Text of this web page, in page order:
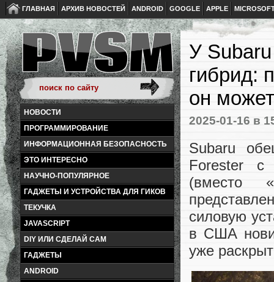
ГЛАВНАЯ АРХИВ НОВОСТЕЙ ANDROID GOOGLE APPLE
НОВОСТИ
ПРОГРАММИРОВАНИЕ
ИНФОРМАЦИОННАЯ БЕЗОПАСНОСТЬ
ЭТО ИНТЕРЕСНО
НАУЧНО-ПОПУЛЯРНОЕ
ГАДЖЕТЫ И УСТРОЙСТВА ДЛЯ ГИКОВ
ТЕКУЧКА
JAVASCRIPT
DIY ИЛИ СДЕЛАЙ САМ
ГАДЖЕТЫ
ANDROID
У
гибрид:
он
2025-01-16 в
Subaru
Forester с
(вместо
силовую
в США
уже